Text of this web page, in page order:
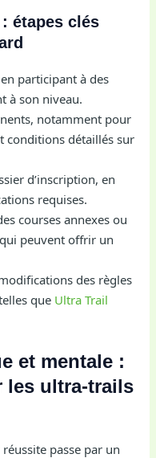
étapes clés
participant à des
à son niveau.
notamment pour
conditions détaillés sur
d’inscription, en
requises.
courses annexes ou
peuvent offrir un
des règles
que Ultra Trail
et mentale :
les ultra-trails
réussite passe par un